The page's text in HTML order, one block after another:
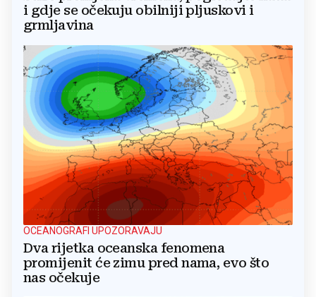
i gdje se očekuju obilniji pljuskovi i
grmljavina
OCEANOGRAFI UPOZORAVAJU
Dva rijetka oceanska fenomena
promijenit će zimu pred nama, evo što
nas očekuje